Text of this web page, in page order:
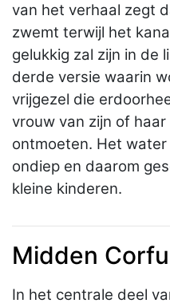
van het verhaal zegt
zwemt terwijl het
gelukkig zal zijn in de
derde versie waarin
vrijgezel die
vrouw van zijn of
ontmoeten. Het
ondiep en daarom
kleine kinderen.
Midden Corfu
In het centrale deel